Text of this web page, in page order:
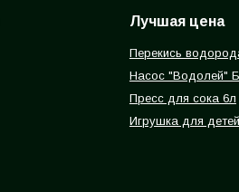
Лучшая цена
Перекись
Насос "Водолей"
Пресс для сока 6л
Игрушка для